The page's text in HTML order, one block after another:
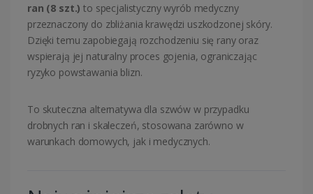
ran (8 szt.) to specjalistyczny wyrób medyczny
przeznaczony do zbliżania krawędzi uszkodzonej skóry.
Dzięki temu zapobiegają rozchodzeniu się rany oraz
wspierają jej naturalny proces gojenia, ograniczając
ryzyko powstawania blizn.
To skuteczna alternatywa dla szwów w przypadku
drobnych ran i skaleczeń, stosowana zarówno w
warunkach domowych, jak i medycznych.